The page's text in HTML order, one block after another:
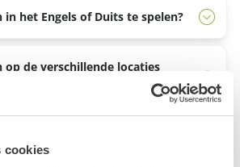
cookies
hoe laat en wanneer je de game
instructies te volgen die je per mail
game starten wanneer je wilt.
in het Engels of Duits te spelen?
in het Nederlands beschikbaar.
op de verschillende locaties
opdrachten en speelt zich af in